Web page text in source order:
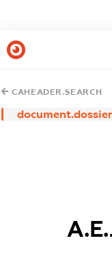
CAHEADER.SEARCH
document.dossier